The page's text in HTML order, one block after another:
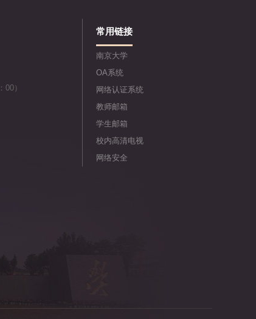
）
常用链接
南京大学
OA系统
网络认证系统
教师邮箱
学生邮箱
校内高清电视
网络安全